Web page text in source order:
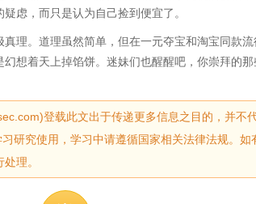
虑，而只是认为自己捡到便宜了。
理。道理虽然简单，但在一元夺宝和淘宝同款
想着天上掉馅饼。迷妹们也醒醒吧，你崇拜的
登载此文出于传递更多信息之目的，并不
研究使用，学习中请遵循国家相关法律法规。如
理。